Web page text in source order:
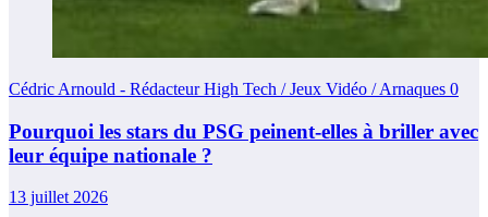
Cédric Arnould - Rédacteur High Tech / Jeux Vidéo / Arnaques 0
Pourquoi les stars du PSG peinent-elles à briller avec
leur équipe nationale ?
13 juillet 2026